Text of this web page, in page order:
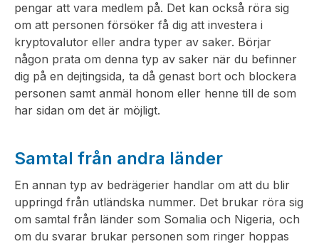
pengar att vara medlem på. Det kan också röra sig
om att personen försöker få dig att investera i
kryptovalutor eller andra typer av saker. Börjar
någon prata om denna typ av saker när du befinner
dig på en dejtingsida, ta då genast bort och blockera
personen samt anmäl honom eller henne till de som
har sidan om det är möjligt.
Samtal från andra länder
En annan typ av bedrägerier handlar om att du blir
uppringd från utländska nummer. Det brukar röra sig
om samtal från länder som Somalia och Nigeria, och
om du svarar brukar personen som ringer hoppas